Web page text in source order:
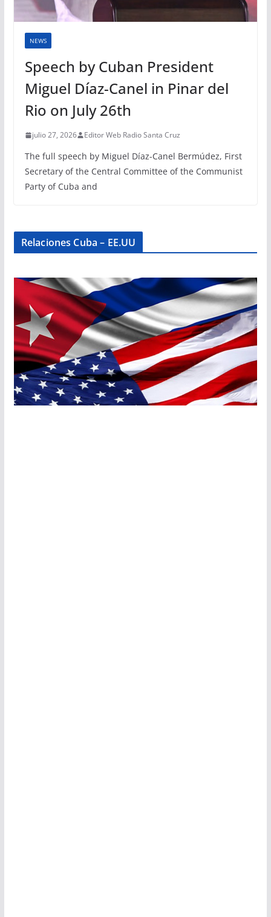
NEWS
Speech by Cuban President
Miguel Díaz-Canel in Pinar del
Rio on July 26th
julio 27, 2026 Editor Web Radio Santa Cruz
The full speech by Miguel Díaz-Canel Bermúdez, First
Secretary of the Central Committee of the Communist
Party of Cuba and
Relaciones Cuba – EE.UU